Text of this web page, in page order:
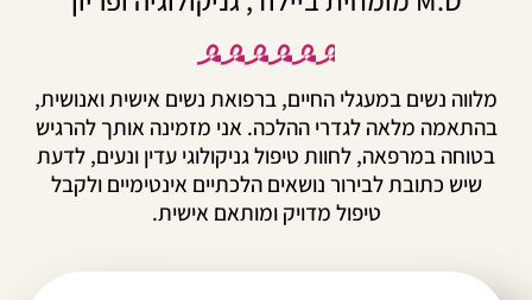
נשים במעגלי החיים, ברפואת נשים אישית ואנושית,
מלאה לגדרי ההלכה. אני מזמינה אותך להרגיש
במרפאה, לחוות טיפול גניקולוגי עדין ונעים, לדעת
שיש כתובת לבירור נושאים הלכתיים אינטימיים ולקבל
טיפול מדויק ומותאם אישית.